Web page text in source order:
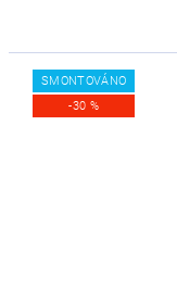
SMONTOVÁNO
-30 %